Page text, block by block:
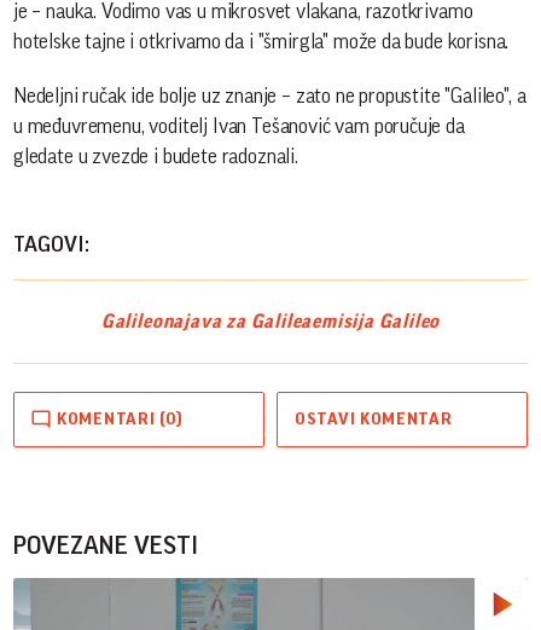
je – nauka. Vodimo vas u mikrosvet vlakana, razotkrivamo
hotelske tajne i otkrivamo da i "šmirgla" može da bude korisna.
Nedeljni ručak ide bolje uz znanje – zato ne propustite "Galileo", a
u međuvremenu, voditelj Ivan Tešanović vam poručuje da
gledate u zvezde i budete radoznali.
TAGOVI:
Galileonajava za Galileaemisija Galileo
KOMENTARI (0) OSTAVI KOMENTAR
POVEZANE VESTI